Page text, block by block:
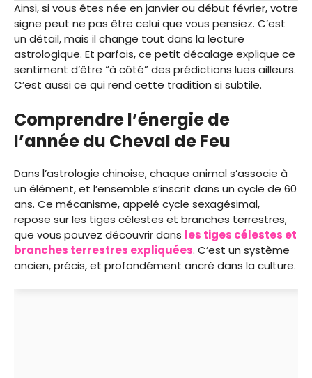
Ainsi, si vous êtes née en janvier ou début février, votre
signe peut ne pas être celui que vous pensiez. C’est
un détail, mais il change tout dans la lecture
astrologique. Et parfois, ce petit décalage explique ce
sentiment d’être “à côté” des prédictions lues ailleurs.
C’est aussi ce qui rend cette tradition si subtile.
Comprendre l’énergie de
l’année du Cheval de Feu
Dans l’astrologie chinoise, chaque animal s’associe à
un élément, et l’ensemble s’inscrit dans un cycle de 60
ans. Ce mécanisme, appelé cycle sexagésimal,
repose sur les tiges célestes et branches terrestres,
que vous pouvez découvrir dans les tiges célestes et
branches terrestres expliquées. C’est un système
ancien, précis, et profondément ancré dans la culture.